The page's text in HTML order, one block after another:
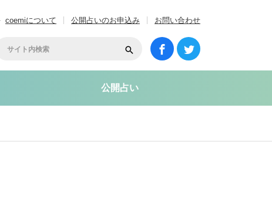
coemiについて 公開占いのお申込み お問い合わせ
公開占い